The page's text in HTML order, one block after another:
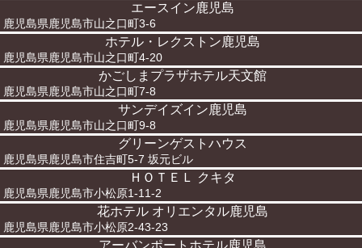
エースイン鹿児島
鹿児島県鹿児島市山之口町3-6
ホテル・レクストン鹿児島
鹿児島県鹿児島市山之口町4-20
かごしまプラザホテル天文館
鹿児島県鹿児島市山之口町7-8
サンデイズイン鹿児島
鹿児島県鹿児島市山之口町9-8
グリーンゲストハウス
鹿児島県鹿児島市住吉町5-7 坂元ビル
ＨＯＴＥＬ クキタ
鹿児島県鹿児島市小松原1-11-2
花ホテル オリエンタル鹿児島
鹿児島県鹿児島市小松原2-43-23